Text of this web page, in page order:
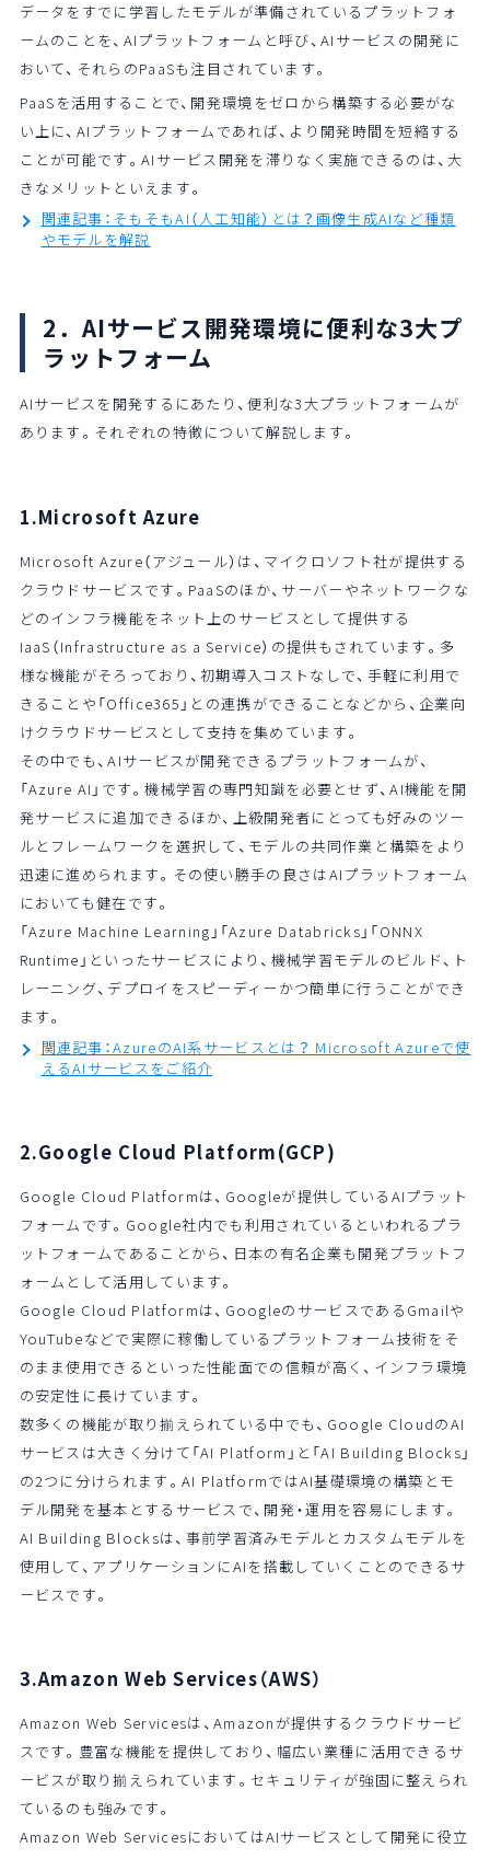
データをすでに学習したモデルが準備されているプラットフォ
ームのことを、AIプラットフォームと呼び、AIサービスの開発に
おいて、それらのPaaSも注目されています。
PaaSを活用することで、開発環境をゼロから構築する必要がな
い上に、AIプラットフォームであれば、より開発時間を短縮する
ことが可能です。AIサービス開発を滞りなく実施できるのは、大
きなメリットといえます。
関連記事：そもそもAI（人工知能）とは？画像生成AIなど種類
やモデルを解説
2．AIサービス開発環境に便利な3大プ
ラットフォーム
AIサービスを開発するにあたり、便利な3大プラットフォームが
あります。それぞれの特徴について解説します。
1.Microsoft Azure
Microsoft Azure（アジュール）は、マイクロソフト社が提供する
クラウドサービスです。PaaSのほか、サーバーやネットワークな
どのインフラ機能をネット上のサービスとして提供する
IaaS（Infrastructure as a Service）の提供もされています。多
様な機能がそろっており、初期導入コストなしで、手軽に利用で
きることや「Office365」との連携ができることなどから、企業向
けクラウドサービスとして支持を集めています。
その中でも、AIサービスが開発できるプラットフォームが、
「Azure AI」です。機械学習の専門知識を必要とせず、AI機能を開
発サービスに追加できるほか、上級開発者にとっても好みのツー
ルとフレームワークを選択して、モデルの共同作業と構築をより
迅速に進められます。その使い勝手の良さはAIプラットフォーム
においても健在です。
「Azure Machine Learning」「Azure Databricks」「ONNX
Runtime」といったサービスにより、機械学習モデルのビルド、ト
レーニング、デプロイをスピーディーかつ簡単に行うことができ
ます。
関連記事：AzureのAI系サービスとは？ Microsoft Azureで使
えるAIサービスをご紹介
2.Google Cloud Platform(GCP)
Google Cloud Platformは、Googleが提供しているAIプラット
フォームです。Google社内でも利用されているといわれるプラ
ットフォームであることから、日本の有名企業も開発プラットフ
ォームとして活用しています。
Google Cloud Platformは、GoogleのサービスであるGmailや
YouTubeなどで実際に稼働しているプラットフォーム技術をそ
のまま使用できるといった性能面での信頼が高く、インフラ環境
の安定性に長けています。
数多くの機能が取り揃えられている中でも、Google CloudのAI
サービスは大きく分けて「AI Platform」と「AI Building Blocks」
の2つに分けられます。AI PlatformではAI基礎環境の構築とモ
デル開発を基本とするサービスで、開発・運用を容易にします。
AI Building Blocksは、事前学習済みモデルとカスタムモデルを
使用して、アプリケーションにAIを搭載していくことのできるサ
ービスです。
3.Amazon Web Services（AWS）
Amazon Web Servicesは、Amazonが提供するクラウドサービ
スです。豊富な機能を提供しており、幅広い業種に活用できるサ
ービスが取り揃えられています。セキュリティが強固に整えられ
ているのも強みです。
Amazon Web ServicesにおいてはAIサービスとして開発に役立